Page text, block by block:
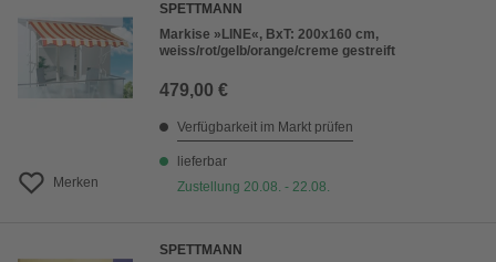
Merken
SPETTMANN
Markise »LINE«, BxT: 200x160 cm,
weiss/rot/gelb/orange/creme gestreift
479,00 €
Verfügbarkeit im Markt prüfen
lieferbar
Zustellung 20.08. - 22.08.
SPETTMANN